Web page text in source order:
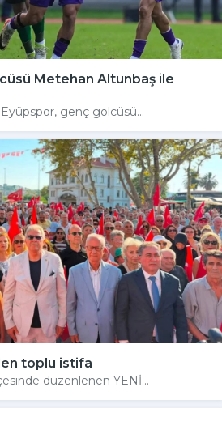
Metehan Altunbaş ile
genç golcüsü...
toplu istifa
düzenlenen YENİ...